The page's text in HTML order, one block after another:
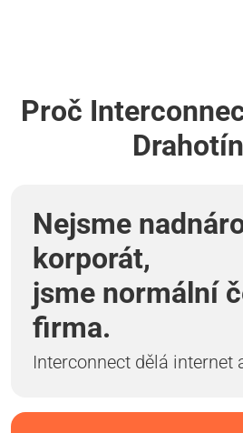
Proč
Nejsme
korporát,
jsme normální
firma.
Interconnect dělá internet